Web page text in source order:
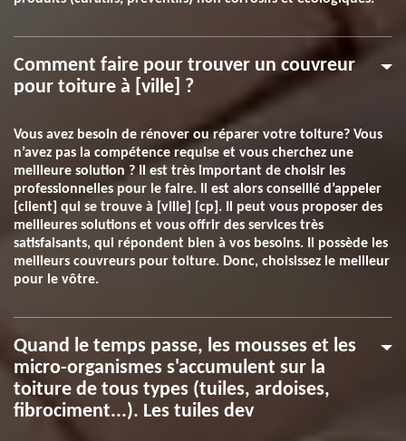
Comment faire pour trouver un couvreur
pour toiture à [ville] ?
Vous avez besoin de rénover ou réparer votre toiture? Vous
n’avez pas la compétence requise et vous cherchez une
meilleure solution ? Il est très important de choisir les
professionnelles pour le faire. Il est alors conseillé d’appeler
[client] qui se trouve à [ville] [cp]. Il peut vous proposer des
meilleures solutions et vous offrir des services très
satisfaisants, qui répondent bien à vos besoins. Il possède les
meilleurs couvreurs pour toiture. Donc, choisissez le meilleur
pour le vôtre.
Quand le temps passe, les mousses et les
micro-organismes s'accumulent sur la
toiture de tous types (tuiles, ardoises,
fibrociment...). Les tuiles dev